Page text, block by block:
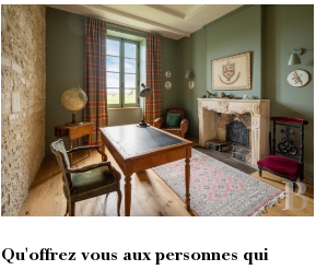
Qu'offrez vous aux personnes qui